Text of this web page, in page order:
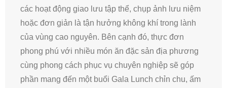
các hoạt động giao lưu tập thể, chụp ảnh lưu niệm
hoặc đơn giản là tận hưởng không khí trong lành
của vùng cao nguyên. Bên cạnh đó, thực đơn
phong phú với nhiều món ăn đặc sản địa phương
cùng phong cách phục vụ chuyên nghiệp sẽ góp
phần mang đến một buổi Gala Lunch chỉn chu, ấm